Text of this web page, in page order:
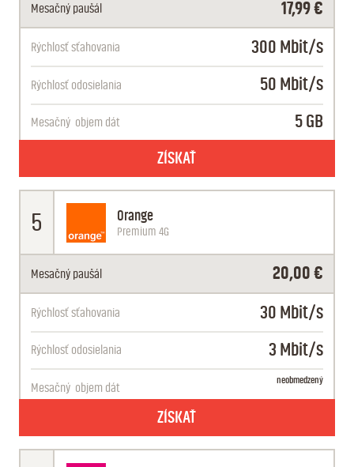
Rýchlosť sťahovania 300 Mbit/s
Rýchlosť odosielania 50 Mbit/s
Mesačný objem dát 5 GB
Mesačný paušál 17,99 €
ZÍSKAŤ
5 Orange
Premium 4G
Rýchlosť sťahovania 30 Mbit/s
Rýchlosť odosielania 3 Mbit/s
Mesačný objem dát
neobmedzený
Mesačný paušál 20,00 €
ZÍSKAŤ